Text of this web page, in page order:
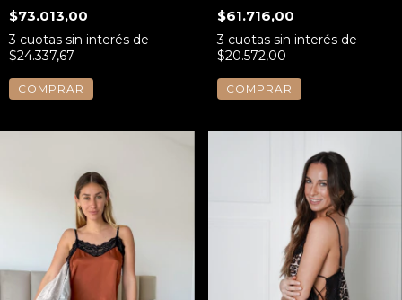
$73.013,00
3 cuotas sin interés de
$24.337,67
COMPRAR
$61.716,00
3 cuotas sin interés de
$20.572,00
COMPRAR